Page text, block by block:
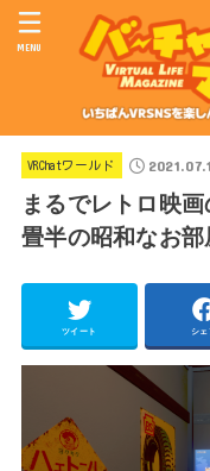
MENU
VRChatワールド
まるでレトロ映
畳半の昭和なお
ツイート シェ